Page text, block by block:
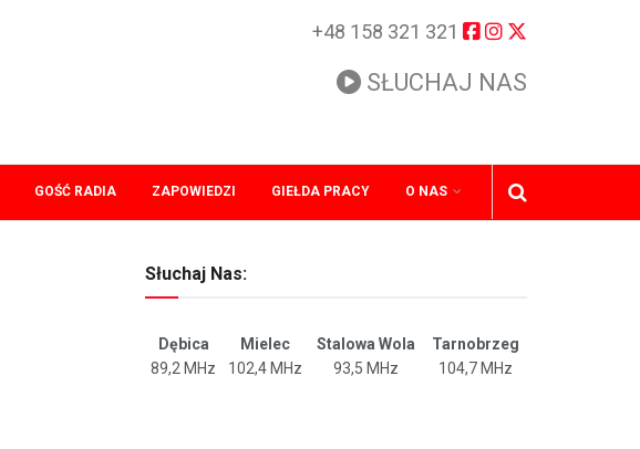
+48 158 321 321
SŁUCHAJ NAS
GOŚĆ RADIA ZAPOWIEDZI GIEŁDA PRACY O NAS
Słuchaj Nas:
Dębica Mielec Stalowa Wola
Tarnobrzeg
89,2 MHz
102,4 MHz 93,5 MHz 104,7 MHz